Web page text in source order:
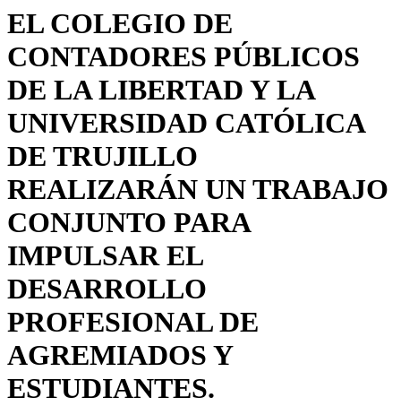
EL COLEGIO DE
CONTADORES PÚBLICOS
DE LA LIBERTAD Y LA
UNIVERSIDAD CATÓLICA
DE TRUJILLO
REALIZARÁN UN TRABAJO
CONJUNTO PARA
IMPULSAR EL
DESARROLLO
PROFESIONAL DE
AGREMIADOS Y
ESTUDIANTES.